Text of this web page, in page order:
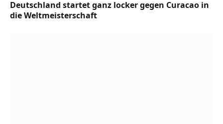
Deutschland startet ganz locker gegen Curacao in
die Weltmeisterschaft